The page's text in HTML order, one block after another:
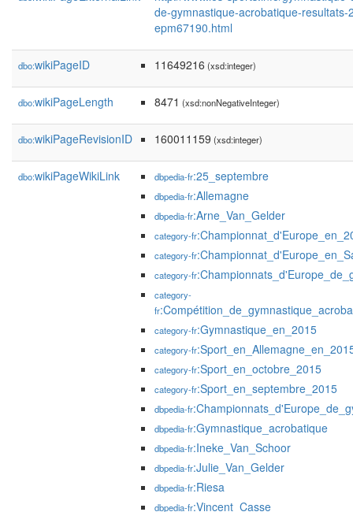
de-gymnastique-acrobatique-resultats-
epm67190.html
dbo:wikiPageID 11649216 (xsd:integer)
dbo:wikiPageLength 8471 (xsd:nonNegativeInteger)
dbo:wikiPageRevisionID 160011159 (xsd:integer)
dbo:wikiPageWikiLink dbpedia-fr:25_septembre
dbpedia-fr:Allemagne
dbpedia-fr:Arne_Van_Gelder
category-fr
category-fr
category-fr
category-
fr
category-fr:Gymnastique_en_2015
category-fr
category-fr:Sport_en_octobre_2015
category-fr:Sport_en_septembre_2015
dbpedia-fr
dbpedia-fr:Gymnastique_acrobatique
dbpedia-fr:Ineke_Van_Schoor
dbpedia-fr:Julie_Van_Gelder
dbpedia-fr:Riesa
dbpedia-fr:Vincent_Casse